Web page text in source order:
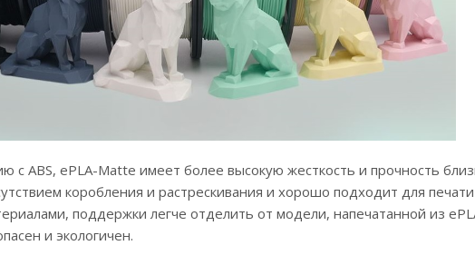
с ABS, ePLA-Matte имеет более высокую жесткость и прочность
коробления и растрескивания и хорошо подходит для
поддержки легче отделить от модели, напечатанной из
и экологичен.